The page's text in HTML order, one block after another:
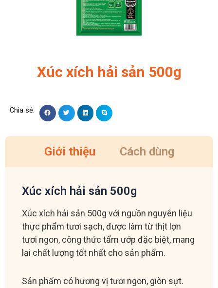
Xúc xích hải sản 500g
Giới thiệu Cách dùng
Xúc xích hải sản 500g
Xúc xích hải sản 500g với nguồn nguyên liệu
thực phẩm tươi sạch, được làm từ thịt lợn
tươi ngon, công thức tẩm ướp đặc biệt, mang
lại chất lượng tốt nhất cho sản phẩm.
Sản phẩm có hương vị tươi ngon, giòn sựt.